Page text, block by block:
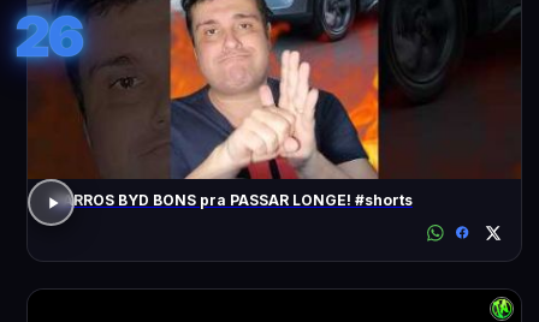
26
CARROS BYD BONS pra PASSAR LONGE! #shorts